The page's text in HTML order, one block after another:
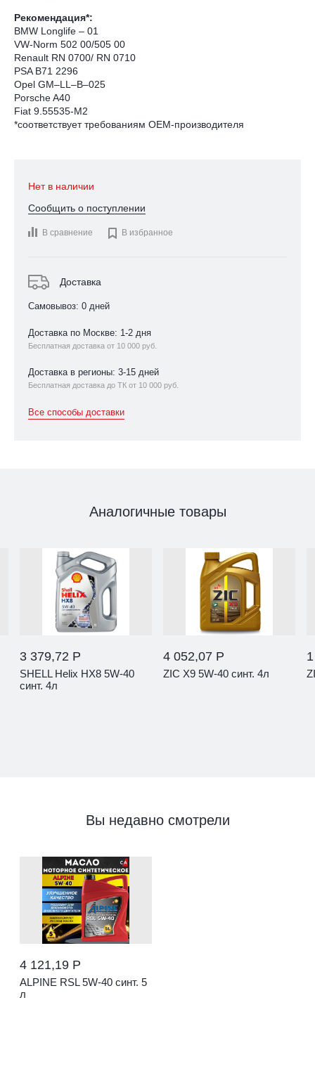
Рекомендация*:
BMW Longlife – 01
VW-Norm 502 00/505 00
Renault RN 0700/ RN 0710
PSA B71 2296
Opel GM–LL–B–025
Porsche A40
Fiat 9.55535-M2
*соответствует требованиям ОЕМ-производителя
Нет в наличии
Сообщить о поступлении
В сравнение  В избранное
Доставка
Самовывоз: 0 дней
Доставка по Москве: 1-2 дня
Бесплатная доставка от 10 000 руб.
Доставка в регионы: 3-15 дней
Бесплатная доставка до ТК от 10 000 руб.
Все способы доставки
Аналогичные товары
3 379,72 Р
SHELL Helix HX8 5W-40
синт. 4л
4 052,07 Р
ZIC X9 5W-40 синт. 4л
Вы недавно смотрели
4 121,19 Р
ALPINE RSL 5W-40 синт. 5
л